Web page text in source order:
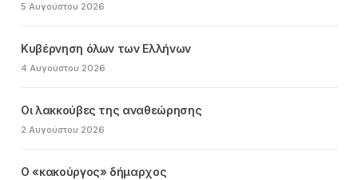
5 Αυγούστου 2026
Κυβέρνηση όλων των Ελλήνων
4 Αυγούστου 2026
Οι λακκούβες της αναθεώρησης
2 Αυγούστου 2026
Ο «κακούργος» δήμαρχος